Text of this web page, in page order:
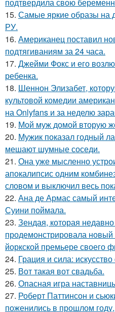
15. Самые яркие образы на
РУ.
16. Американец поставил
подтягиваниям за 24 часа.
17. Джейми Фокс и его
ребенка.
18. Шеннон Элизабет,
культовой комедии
на Onlyfans и за неделю
19. Мой муж домой вторую
20. Мужик показал годный
мешают шумные соседи.
21. Она уже мысленно
апокалипсис одним
словом и выключил весь
22. Ана де Армас самый
Суини поймала.
23. Зендая, которая
продемонстрировала
йоркской премьере своего
24. Грация и сила:
25. Вот такая вот свадьба.
26. Опасная игра
27. Роберт Паттинсон и
поженились в прошлом